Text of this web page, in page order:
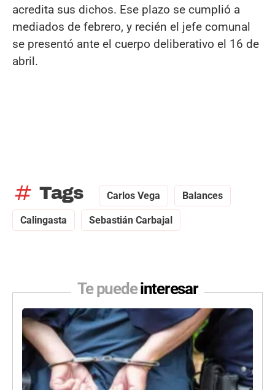
acredita sus dichos. Ese plazo se cumplió a
mediados de febrero, y recién el jefe comunal
se presentó ante el cuerpo deliberativo el 16 de
abril.
tag Tags Carlos Vega Balances
Calingasta Sebastián Carbajal
Te puedeinteresar